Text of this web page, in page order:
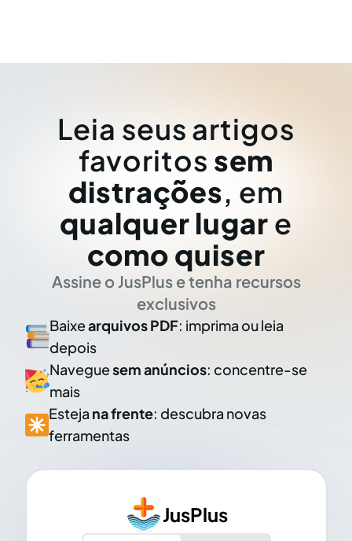
Leia seus artigos
favoritos sem
distrações, em
qualquer lugar e
como quiser
Assine o JusPlus e tenha recursos
exclusivos
Baixearquivos PDF: imprima ou leia
depois
Naveguesem anúncios: concentre-se
mais
Esteja na frente: descubra novas
ferramentas
JusPlus